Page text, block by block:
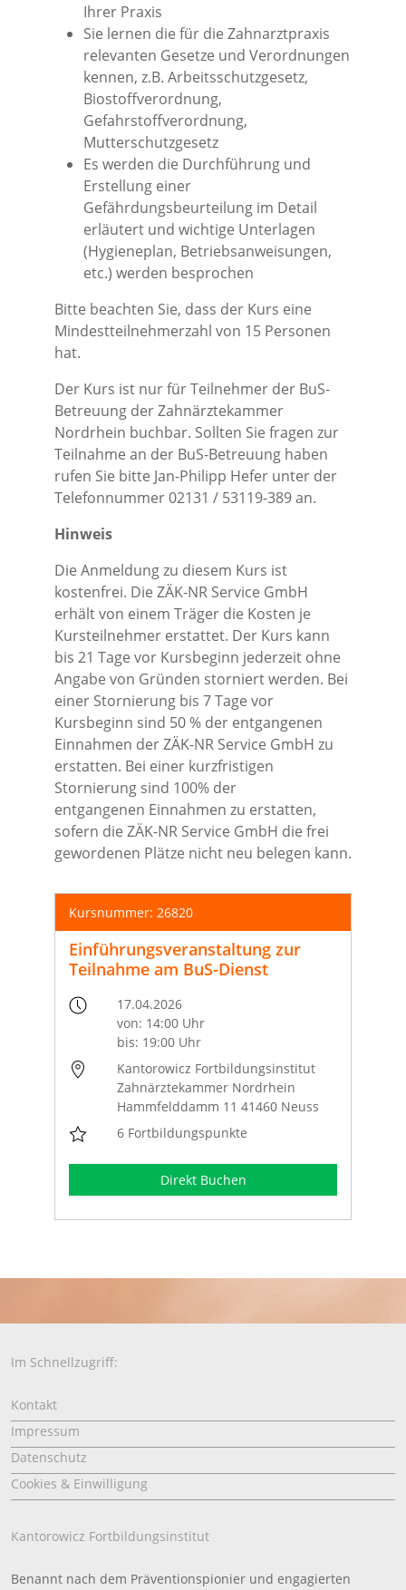
Ihrer Praxis
Sie lernen die für die Zahnarztpraxis
relevanten Gesetze und Verordnungen
kennen, z.B. Arbeitsschutzgesetz,
Biostoffverordnung,
Gefahrstoffverordnung,
Mutterschutzgesetz
Es werden die Durchführung und
Erstellung einer
Gefährdungsbeurteilung im Detail
erläutert und wichtige Unterlagen
(Hygieneplan, Betriebsanweisungen,
etc.) werden besprochen
Bitte beachten Sie, dass der Kurs eine
Mindestteilnehmerzahl von 15 Personen
hat.
Der Kurs ist nur für Teilnehmer der BuS-
Betreuung der Zahnärztekammer
Nordrhein buchbar. Sollten Sie fragen zur
Teilnahme an der BuS-Betreuung haben
rufen Sie bitte Jan-Philipp Hefer unter der
Telefonnummer 02131 / 53119-389 an.
Hinweis
Die Anmeldung zu diesem Kurs ist
kostenfrei. Die ZÄK-NR Service GmbH
erhält von einem Träger die Kosten je
Kursteilnehmer erstattet. Der Kurs kann
bis 21 Tage vor Kursbeginn jederzeit ohne
Angabe von Gründen storniert werden. Bei
einer Stornierung bis 7 Tage vor
Kursbeginn sind 50 % der entgangenen
Einnahmen der ZÄK-NR Service GmbH zu
erstatten. Bei einer kurzfristigen
Stornierung sind 100% der
entgangenen Einnahmen zu erstatten,
sofern die ZÄK-NR Service GmbH die frei
gewordenen Plätze nicht neu belegen kann.
Kursnummer: 26820
Einführungsveranstaltung zur
Teilnahme am BuS-Dienst
17.04.2026
von: 14:00 Uhr
bis: 19:00 Uhr
Kantorowicz Fortbildungsinstitut
Zahnärztekammer Nordrhein
Hammfelddamm 11 41460 Neuss
6 Fortbildungspunkte
Direkt Buchen
Im Schnellzugriff:
Kontakt
Impressum
Datenschutz
Cookies & Einwilligung
Kantorowicz Fortbildungsinstitut
Benannt nach dem Präventionspionier und engagierten